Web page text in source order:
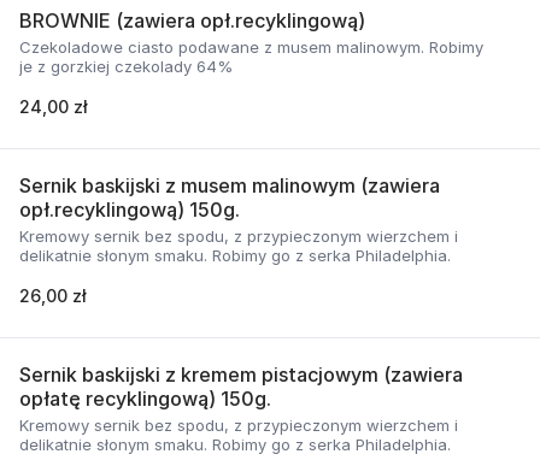
BROWNIE (zawiera opł.recyklingową)
Czekoladowe ciasto podawane z musem malinowym. Robimy
je z gorzkiej czekolady 64%
24,00 zł
Sernik baskijski z musem malinowym (zawiera
opł.recyklingową) 150g.
Kremowy sernik bez spodu, z przypieczonym wierzchem i
delikatnie słonym smaku. Robimy go z serka Philadelphia.
26,00 zł
Sernik baskijski z kremem pistacjowym (zawiera
opłatę recyklingową) 150g.
Kremowy sernik bez spodu, z przypieczonym wierzchem i
delikatnie słonym smaku. Robimy go z serka Philadelphia.